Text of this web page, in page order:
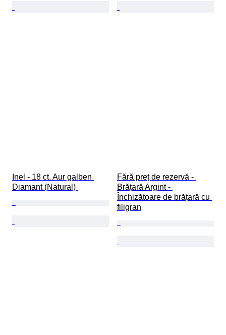
Inel - 18 ct. Aur galben
Diamant (Natural)
Fără preț de rezervă -
Brățară Argint -
Închizătoare de brățară cu
filigran